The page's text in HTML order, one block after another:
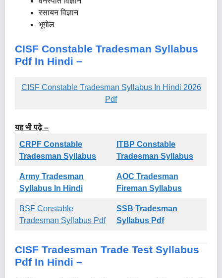
रसायन विज्ञान
भूगोल
CISF Constable Tradesman Syllabus
Pdf In Hindi –
CISF Constable Tradesman Syllabus In Hindi 2026
Pdf
यह भी पढ़े –
CRPF Constable
Tradesman Syllabus
ITBP Constable
Tradesman Syllabus
Army Tradesman
Syllabus In Hindi
AOC Tradesman
Fireman Syllabus
BSF Constable
Tradesman Syllabus Pdf
SSB Tradesman
Syllabus Pdf
CISF Tradesman Trade Test Syllabus
Pdf In Hindi –